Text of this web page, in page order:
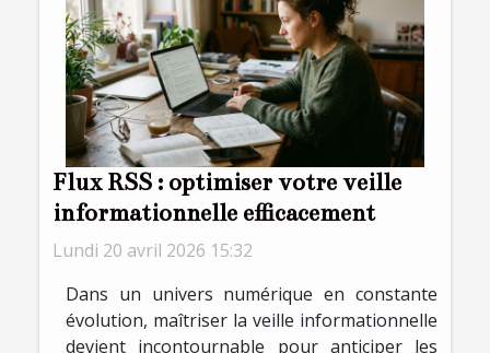
Flux RSS : optimiser votre veille
informationnelle efficacement
Lundi 20 avril 2026 15:32
Dans un univers numérique en constante
évolution, maîtriser la veille informationnelle
devient incontournable pour anticiper les